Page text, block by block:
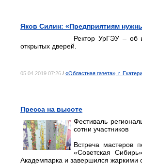
Яков Силин: «Предприятиям
Ректор УрГЭУ – об
открытых дверей.
05.04.2019 07:26 / «Областная газета», г.
Пресса на высоте
Фестиваль
сотни участников
Встреча мастеров
«Советская
Академпарка и завершился